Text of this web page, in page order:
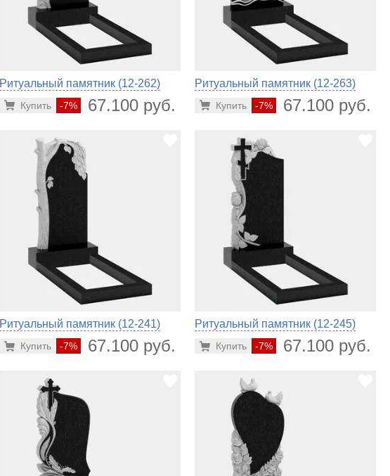
Ритуальный памятник (12-262)
-7% 67.100 руб.
Купить
Ритуальный памятник (12-263)
-7% 67.100 руб.
Купить
Ритуальный памятник (12-241)
-7% 67.100 руб.
Купить
Ритуальный памятник (12-245)
-7% 67.100 руб.
Купить